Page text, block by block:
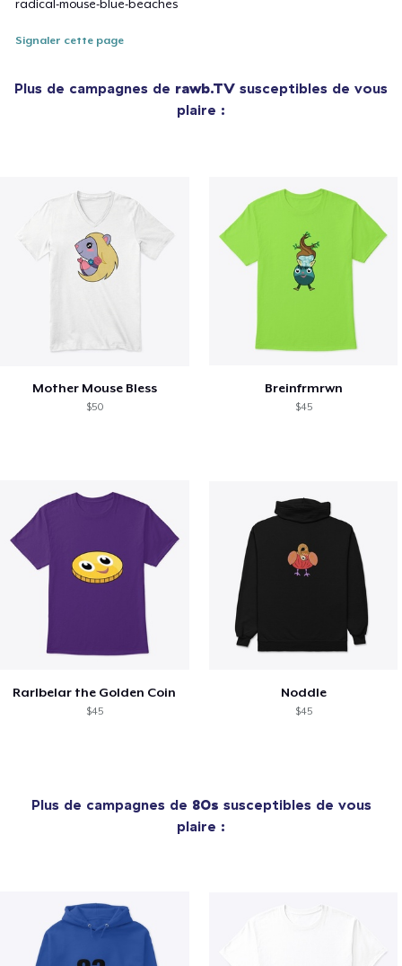
radical-mouse-blue-beaches
Signaler cette page
Plus de campagnes de rawb.TV susceptibles de vous
plaire :
Mother Mouse Bless
$50
Breinfrmrwn
$45
Rarlbelar the Golden Coin
$45
Noddle
$45
Plus de campagnes de 80s susceptibles de vous
plaire :